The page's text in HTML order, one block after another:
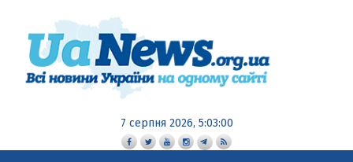
7 серпня 2026, 5:03:01